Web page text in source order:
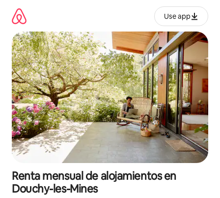
contenido
Use app
Renta mensual de alojamientos en
Douchy-les-Mines